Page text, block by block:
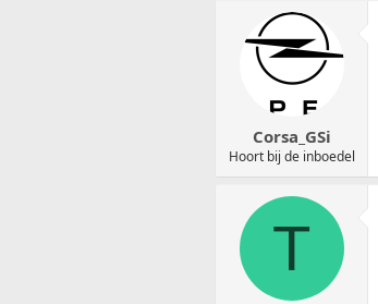
Corsa_GSi
Hoort bij de inboedel
T